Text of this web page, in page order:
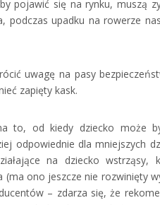
pojawić się na rynku, muszą
upadku na rowerze
uwagę na pasy
zapięty kask.
to, od kiedy dziecko może
odpowiednie dla mniejszych
na dziecko wstrząsy,
ono jeszcze nie rozwinięty
– zdarza się, że